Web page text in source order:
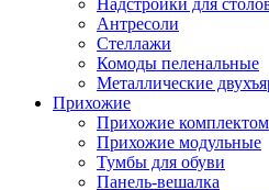
Надстройки для
Антресоли
Стеллажи
Комоды пеленальные
Металлические
Прихожие
Прихожие комплектом
Прихожие модульные
Тумбы для обуви
Панель-вешалка